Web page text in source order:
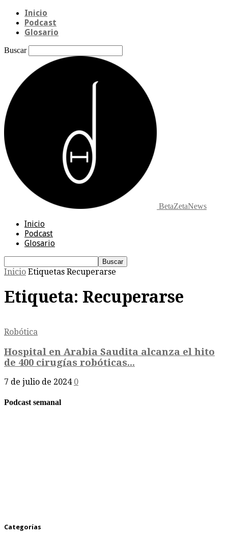
Inicio
Podcast
Glosario
Buscar
BetaZetaNews
Inicio
Podcast
Glosario
Inicio Etiquetas Recuperarse
Etiqueta: Recuperarse
Robótica
Hospital en Arabia Saudita alcanza el hito
de 400 cirugías robóticas...
7 de julio de 2024 0
Podcast semanal
Categorías